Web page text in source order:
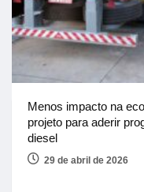
Menos impacto na
projeto para aderir
diesel
29 de abril de 2026